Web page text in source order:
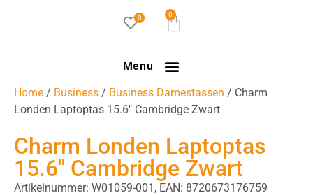
0 0
Menu
Home / Business / Business Damestassen / Charm
Londen Laptoptas 15.6″ Cambridge Zwart
Charm Londen Laptoptas
15.6″ Cambridge Zwart
Artikelnummer: W01059-001, EAN: 8720673176759